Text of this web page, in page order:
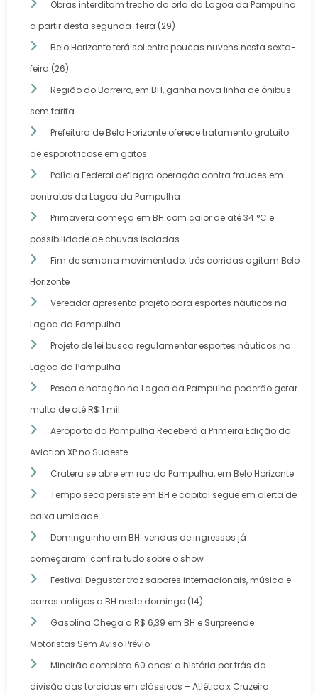
Obras interditam trecho da orla da Lagoa da Pampulha
a partir desta segunda-feira (29)
Belo Horizonte terá sol entre poucas nuvens nesta sexta-
feira (26)
Região do Barreiro, em BH, ganha nova linha de ônibus
sem tarifa
Prefeitura de Belo Horizonte oferece tratamento gratuito
de esporotricose em gatos
Polícia Federal deflagra operação contra fraudes em
contratos da Lagoa da Pampulha
Primavera começa em BH com calor de até 34 °C e
possibilidade de chuvas isoladas
Fim de semana movimentado: três corridas agitam Belo
Horizonte
Vereador apresenta projeto para esportes náuticos na
Lagoa da Pampulha
Projeto de lei busca regulamentar esportes náuticos na
Lagoa da Pampulha
Pesca e natação na Lagoa da Pampulha poderão gerar
multa de até R$ 1 mil
Aeroporto da Pampulha Receberá a Primeira Edição do
Aviation XP no Sudeste
Cratera se abre em rua da Pampulha, em Belo Horizonte
Tempo seco persiste em BH e capital segue em alerta de
baixa umidade
Dominguinho em BH: vendas de ingressos já
começaram: confira tudo sobre o show
Festival Degustar traz sabores internacionais, música e
carros antigos a BH neste domingo (14)
Gasolina Chega a R$ 6,39 em BH e Surpreende
Motoristas Sem Aviso Prévio
Mineirão completa 60 anos: a história por trás da
divisão das torcidas em clássicos – Atlético x Cruzeiro